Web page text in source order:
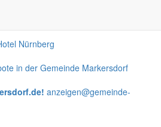
Nürnberg
anzeigen@gemeinde-